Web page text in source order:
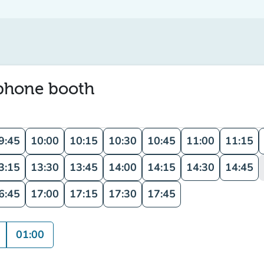
booth
10:00 10:15 10:30 10:45 11:00 11:15
13:30 13:45 14:00 14:15 14:30 14:45
17:00 17:15 17:30 17:45
01:00